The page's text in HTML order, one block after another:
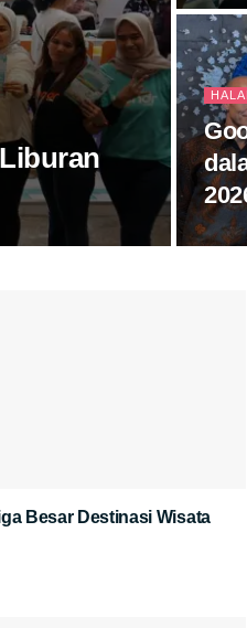
Besar Destinasi Wisata